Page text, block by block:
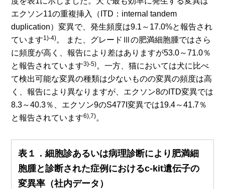
エクソン11の重複挿入（ITD：internal tandem
duplication）変異で、発生頻度は9.1～17.0%と報告され
ています1)-4)。 また、グレードⅢの肥満細胞腫ではさら
に頻度が高く、報告により差はありますが53.0～71.0％
と報告されています3)-5)。一方、猫においては犬に比べ
て検出可能な変異の種類は少ないものの変異の頻度は高
く、報告により異なりますが、エクソン8のITD変異では
8.3～40.3％、エクソン9のS477I変異では19.4～41.7％
と報告されています6),7)。
表１．細胞診あるいは病理診断により肥満細
胞腫と診断された症例におけるc-kit遺伝子の
変異率（社内データ）